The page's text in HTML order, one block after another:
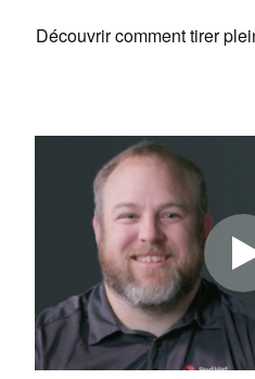
Découvrir comment tirer